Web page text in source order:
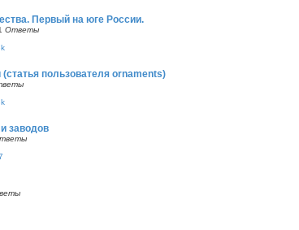
Первый на юге России.
Ответы
пользователя ornaments)
заводов